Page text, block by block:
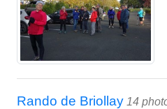
Rando de Briollay 14